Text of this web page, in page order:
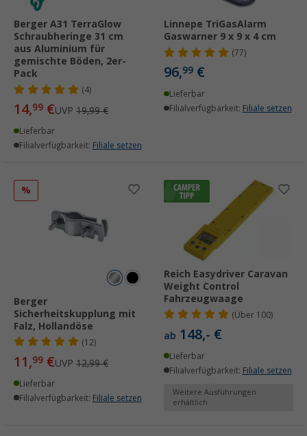
Berger A31 TerraGlow
Schraubheringe 31 cm
aus Aluminium für
gemischte Böden, 2er-
Pack
(4)
14,99 €UVP 19,99 €
Lieferbar
Filialverfügbarkeit: Filiale setzen
Linnepe TriGasAlarm
Gaswarner 9 x 9 x 4 cm
(77)
96,99 €
Lieferbar
Filialverfügbarkeit: Filiale setzen
%
Berger
Sicherheitskupplung mit
Falz, Hollandöse
(12)
11,99 €UVP 12,99 €
Lieferbar
Filialverfügbarkeit: Filiale setzen
Reich Easydriver Caravan
Weight Control
Fahrzeugwaage
(Über100)
ab 148,- €
Lieferbar
Filialverfügbarkeit: Filiale setzen
Weitere Ausführungen
erhältlich